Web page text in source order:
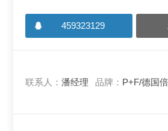
459323129
联系人：潘经理 品牌： P+F/德国